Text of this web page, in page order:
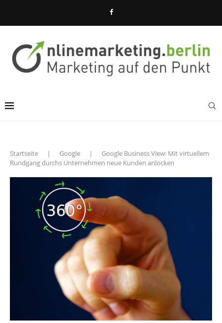
Startseite | Google |
Google Business View: Mit virtuellem
Rundgang durchs Unternehmen neue Kunden anlocken